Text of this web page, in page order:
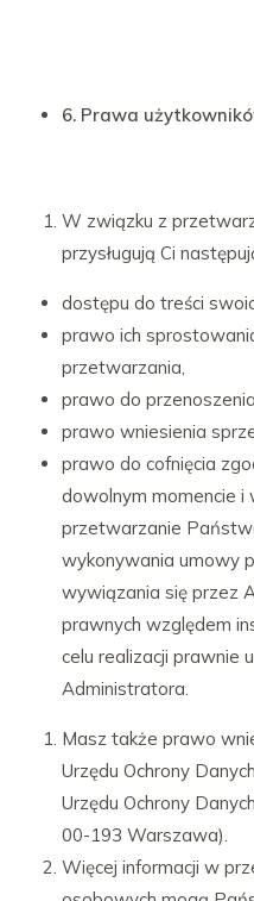
6. Prawa
W związku z
przysługują Ci
dostępu do treści
prawo ich
przetwarzania,
prawo do
prawo wniesienia
prawo do cofnięcia
dowolnym momencie i
przetwarzanie
wykonywania umowy
wywiązania się przez
prawnych względem
celu realizacji prawnie
Administratora.
Masz także prawo
Urzędu Ochrony
Urzędu Ochrony
00-193 Warszawa).
Więcej informacji w